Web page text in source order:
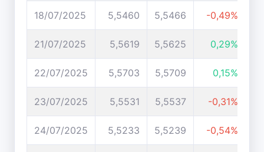
18/07/2025 5,5460 5,5466 -0,49%
21/07/2025 5,5619 5,5625 0,29%
22/07/2025 5,5703 5,5709 0,15%
23/07/2025 5,5531 5,5537 -0,31%
24/07/2025 5,5233 5,5239 -0,54%